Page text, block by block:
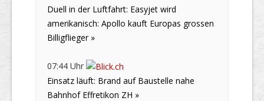
Duell in der Luftfahrt: Easyjet wird
amerikanisch: Apollo kauft Europas grossen
Billigflieger »
07:44 Uhr
Einsatz läuft: Brand auf Baustelle nahe
Bahnhof Effretikon ZH »